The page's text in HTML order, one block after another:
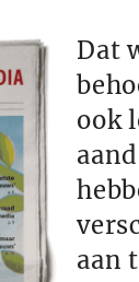
Dat
ook
aan